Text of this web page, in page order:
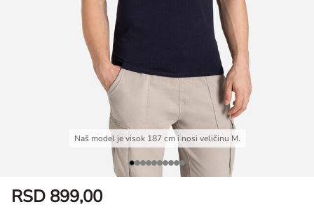
Naš model je visok 187 cm i nosi veličinu M.
RSD 899,00